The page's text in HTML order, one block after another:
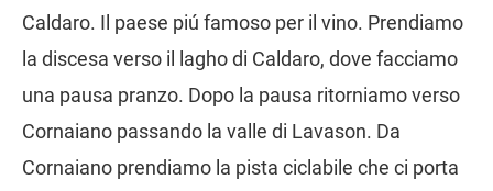
Caldaro. Il paese piú famoso per il vino. Prendiamo
la discesa verso il lagho di Caldaro, dove facciamo
una pausa pranzo. Dopo la pausa ritorniamo verso
Cornaiano passando la valle di Lavason. Da
Cornaiano prendiamo la pista ciclabile che ci porta